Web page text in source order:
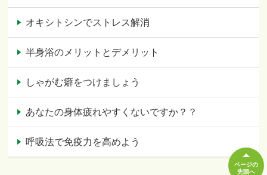
オキシトシンでストレス解消
半身浴のメリットとデメリット
しゃがむ癖をつけましょう
あなたの身体疲れやすくないですか？？
呼吸法で免疫力を高めよう
ページの
先頭へ